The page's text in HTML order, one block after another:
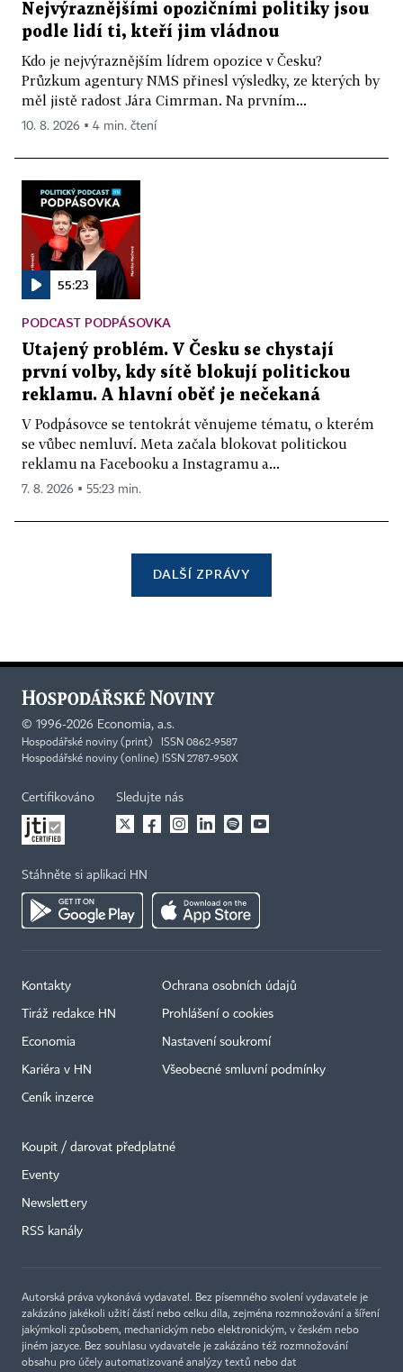
Nejvýraznějšími opozičními politiky jsou
podle lidí ti, kteří jim vládnou
Kdo je nejvýraznějším lídrem opozice v Česku?
Průzkum agentury NMS přinesl výsledky, ze kterých by
měl jistě radost Jára Cimrman. Na prvním...
10. 8. 2026 ▪ 4 min. čtení
55:23
PODCAST PODPÁSOVKA
Utajený problém. V Česku se chystají
první volby, kdy sítě blokují politickou
reklamu. A hlavní oběť je nečekaná
V Podpásovce se tentokrát věnujeme tématu, o kterém
se vůbec nemluví. Meta začala blokovat politickou
reklamu na Facebooku a Instagramu a...
7. 8. 2026 ▪ 55:23 min.
DALŠÍ ZPRÁVY
© 1996-2026 Economia, a.s.
Hospodářské noviny (print) ISSN 0862-9587
Hospodářské noviny (online) ISSN 2787-950X
Certifikováno Sledujte nás
Stáhněte si aplikaci HN
Kontakty
Tiráž redakce HN
Economia
Kariéra v HN
Ceník inzerce
Ochrana osobních údajů
Prohlášení o cookies
Nastavení soukromí
Všeobecné smluvní podmínky
Koupit / darovat předplatné
Eventy
Newslettery
RSS kanály
Autorská práva vykonává vydavatel. Bez písemného svolení vydavatele je
zakázáno jakékoli užití částí nebo celku díla, zejména rozmnožování a šíření
jakýmkoli způsobem, mechanickým nebo elektronickým, v českém nebo
jiném jazyce. Bez souhlasu vydavatele je zakázáno též rozmnožování
obsahu pro účely automatizované analýzy textů nebo dat